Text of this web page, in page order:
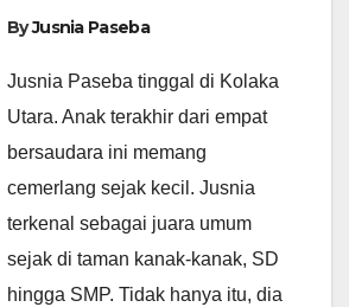
ByJusnia Paseba
Jusnia Paseba tinggal di Kolaka
Utara. Anak terakhir dari empat
bersaudara ini memang
cemerlang sejak kecil. Jusnia
terkenal sebagai juara umum
sejak di taman kanak-kanak, SD
hingga SMP. Tidak hanya itu, dia